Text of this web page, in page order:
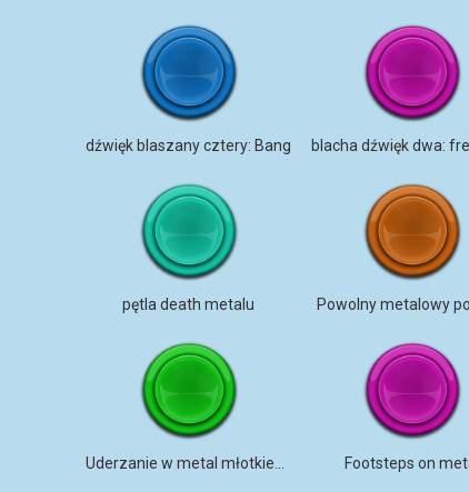
dźwięk blaszany cztery: Bang blacha dźwięk dwa:
pętla death metalu Powolny metalowy
Footsteps on